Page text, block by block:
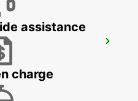
assistance
charge